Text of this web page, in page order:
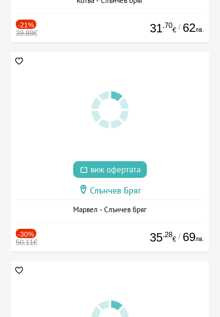
-21%
39.88€ 31.70
€ / 62лв.
виж офертата
Слънчев Бряг
Марвел - Слънчев бряг
-30%
50.11€ 35.28
€ / 69лв.